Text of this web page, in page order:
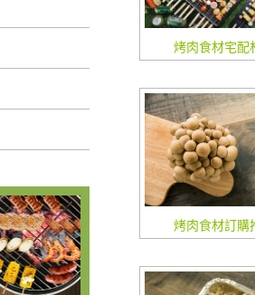
烤肉食材宅配
烤肉食材訂購